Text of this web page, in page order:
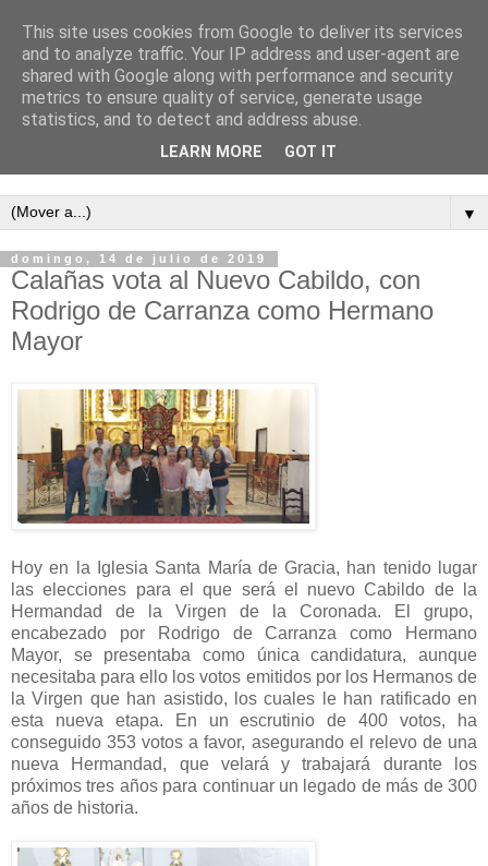
Semanario independiente de Calañas
▼
domingo, 14 de julio de 2019
Calañas vota al Nuevo Cabildo, con
Rodrigo de Carranza como Hermano
Mayor
Hoy en la Iglesia Santa María de Gracia, han tenido lugar
las elecciones para el que será el nuevo Cabildo de la
Hermandad de la Virgen de la Coronada. El grupo,
encabezado por Rodrigo de Carranza como Hermano
Mayor, se presentaba como única candidatura, aunque
necesitaba para ello los votos emitidos por los Hermanos de
la Virgen que han asistido, los cuales le han ratificado en
esta nueva etapa. En un escrutinio de 400 votos, ha
conseguido 353 votos a favor, asegurando el relevo de una
nueva Hermandad, que velará y trabajará durante los
próximos tres años para continuar un legado de más de 300
años de historia.
This site uses cookies from Google to deliver its services
and to analyze traffic. Your IP address and user-agent are
shared with Google along with performance and security
metrics to ensure quality of service, generate usage
statistics, and to detect and address abuse.
LEARN MORE GOT IT